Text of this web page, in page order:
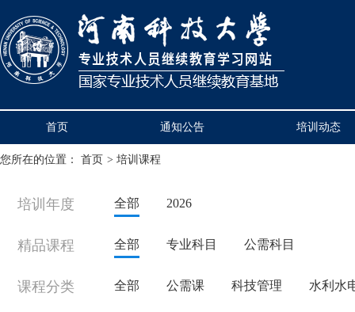
首页 通知公告 培训动态
您所在的位置： 首页 > 培训课程
培训年度 全部 2026
精品课程 全部 专业科目 公需科目
课程分类 全部 公需课 科技管理 水利水